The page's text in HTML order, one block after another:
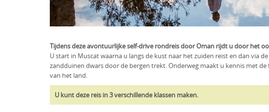
Tijdens deze avontuurlijke self-drive rondreis door Oman rijdt u door het
U start in Muscat waarna u langs de kust naar het zuiden reist en dan via
zandduinen dwars door de bergen trekt. Onderweg maakt u kennis met
van het land.
U kunt deze reis in 3 verschillende klassen maken.